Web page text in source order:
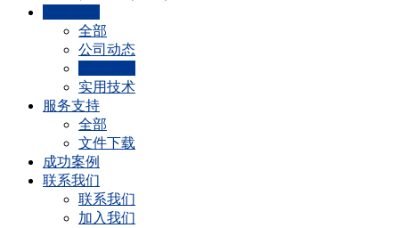
全部
公司动态
实用技术
服务支持
全部
文件下载
成功案例
联系我们
联系我们
加入我们